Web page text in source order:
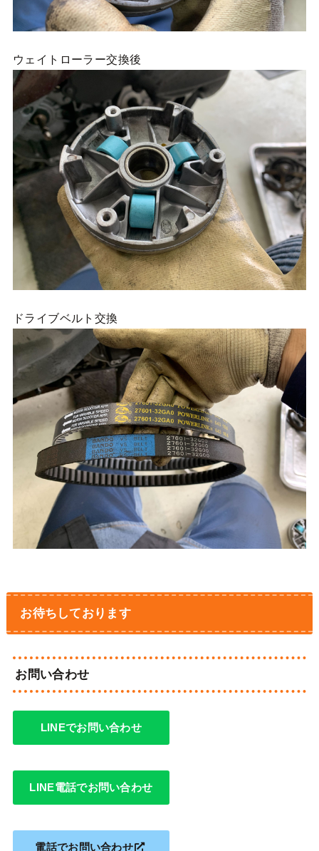
ウェイトローラー交換後
ドライブベルト交換
お待ちしております
お問い合わせ
LINEでお問い合わせ
LINE電話でお問い合わせ
電話でお問い合わせ